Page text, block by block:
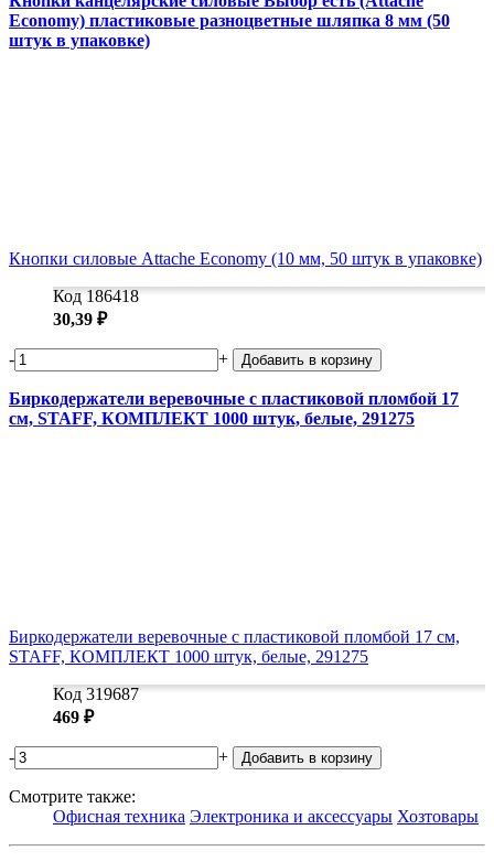
Economy) пластиковые разноцветные шляпка 8 мм (50
штук в упаковке)
Кнопки силовые Attache Economy (10 мм, 50 штук в упаковке)
Код 186418
30,39 ₽
- + Добавить в корзину
Биркодержатели веревочные с пластиковой пломбой 17
см, STAFF, КОМПЛЕКТ 1000 штук, белые, 291275
Биркодержатели веревочные с пластиковой пломбой 17 см,
STAFF, КОМПЛЕКТ 1000 штук, белые, 291275
Код 319687
469 ₽
- + Добавить в корзину
Смотрите также:
Офисная техника Электроника и аксессуары Хозтовары